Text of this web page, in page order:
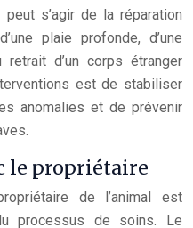
s’agir de la réparation
plaie profonde, d’une
d’un corps étranger
est de stabiliser
anomalies et de prévenir
le propriétaire
de l’animal est
processus de soins. Le